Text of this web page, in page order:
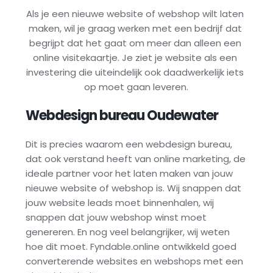
Als je een nieuwe website of webshop wilt laten
maken, wil je graag werken met een bedrijf dat
begrijpt dat het gaat om meer dan alleen een
online visitekaartje. Je ziet je website als een
investering die uiteindelijk ook daadwerkelijk iets
op moet gaan leveren.
Webdesign bureau Oudewater
Dit is precies waarom een webdesign bureau,
dat ook verstand heeft van online marketing, de
ideale partner voor het laten maken van jouw
nieuwe website of webshop is. Wij snappen dat
jouw website leads moet binnenhalen, wij
snappen dat jouw webshop winst moet
genereren. En nog veel belangrijker, wij weten
hoe dit moet. Fyndable.online ontwikkeld goed
converterende websites en webshops met een